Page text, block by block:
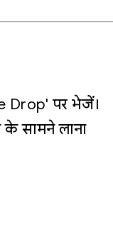
Drop' पर भेजें।
सामने लाना